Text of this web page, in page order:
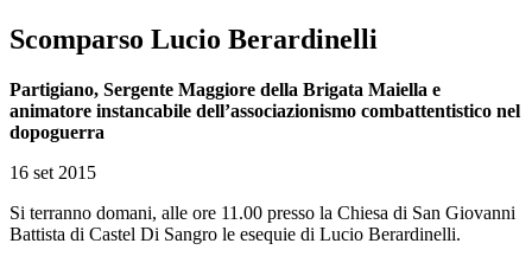
Scomparso Lucio Berardinelli
Partigiano, Sergente Maggiore della Brigata Maiella e
animatore instancabile dell’associazionismo combattentistico nel
dopoguerra
16 set 2015
Si terranno domani, alle ore 11.00 presso la Chiesa di San Giovanni
Battista di Castel Di Sangro le esequie di Lucio Berardinelli.